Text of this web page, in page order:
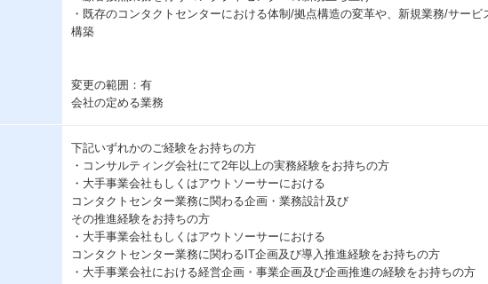
・既存のコンタクトセンターにおける体制/拠点構造の変革や、新規業務/サー
構築
変更の範囲：有
会社の定める業務
下記いずれかのご経験をお持ちの方
・コンサルティング会社にて2年以上の実務経験をお持ちの方
・大手事業会社もしくはアウトソーサーにおける
コンタクトセンター業務に関わる企画・業務設計及び
その推進経験をお持ちの方
・大手事業会社もしくはアウトソーサーにおける
コンタクトセンター業務に関わるIT企画及び導入推進経験をお持ちの方
・大手事業会社における経営企画・事業企画及び企画推進の経験をお持ちの方